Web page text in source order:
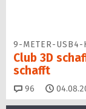
9-METER-USB4-
Club 3D
schafft
96 Kommentare